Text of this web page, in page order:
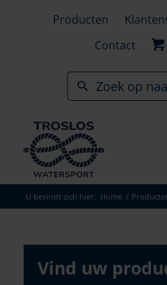
Producten
Contact
U bevindt zich hier: Home /
Vind uw